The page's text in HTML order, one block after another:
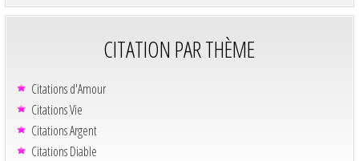
CITATION PAR THÈME
Citations d'Amour
Citations Vie
Citations Argent
Citations Diable